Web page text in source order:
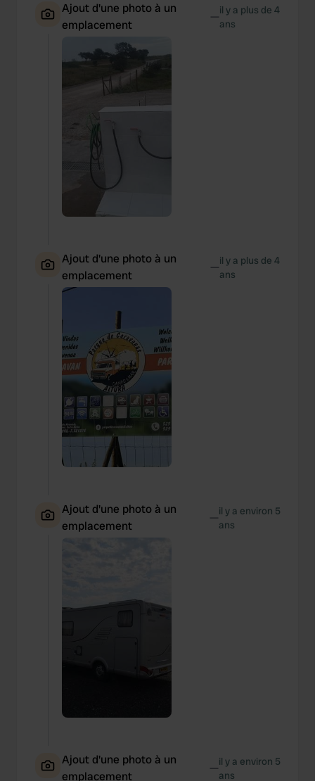
Ajout d'une photo à un
emplacement
—il y a plus de 4
ans
Ajout d'une photo à un
emplacement
—il y a plus de 4
ans
Ajout d'une photo à un
emplacement
—il y a environ 5
ans
Ajout d'une photo à un
emplacement
—il y a environ 5
ans